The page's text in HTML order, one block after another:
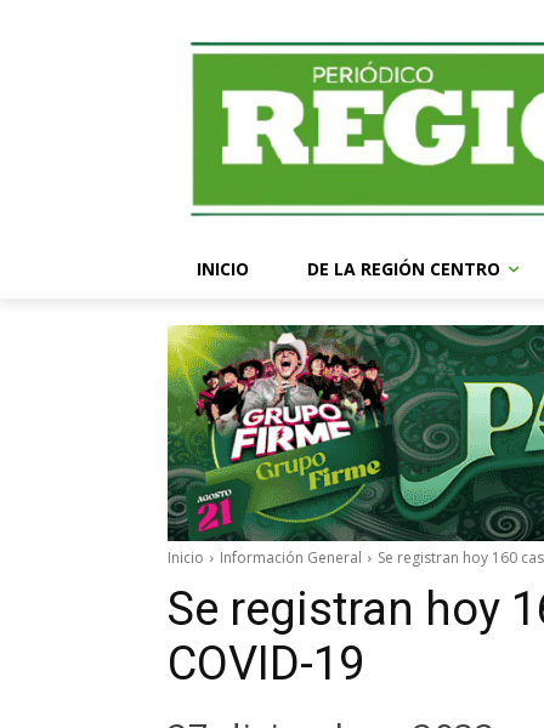
INICIO DE LA REGIÓN CENTRO
Inicio Información General Se registran hoy 160
Se registran hoy
COVID-19